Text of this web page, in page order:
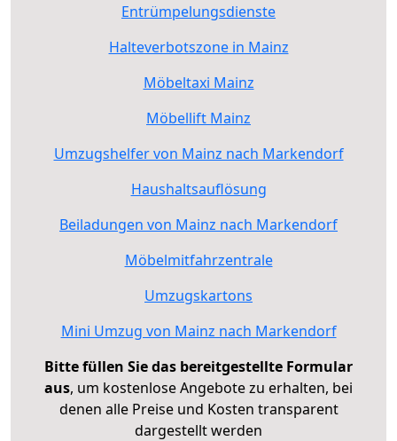
Entrümpelungsdienste
Halteverbotszone in Mainz
Möbeltaxi Mainz
Möbellift Mainz
Umzugshelfer von Mainz nach Markendorf
Haushaltsauflösung
Beiladungen von Mainz nach Markendorf
Möbelmitfahrzentrale
Umzugskartons
Mini Umzug von Mainz nach Markendorf
Bitte füllen Sie das bereitgestellte Formular
aus, um kostenlose Angebote zu erhalten, bei
denen alle Preise und Kosten transparent
dargestellt werden